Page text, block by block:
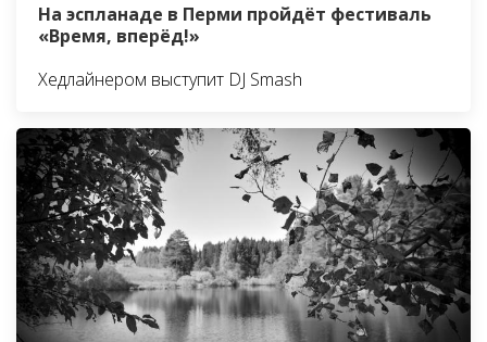
На эспланаде в Перми пройдёт фестиваль
«Время, вперёд!»
Хедлайнером выступит DJ Smash